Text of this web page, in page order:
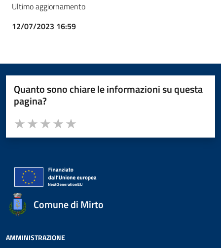
Ultimo aggiornamento
12/07/2023 16:59
Quanto sono chiare le informazioni su questa
pagina?
Valuta da 1 a 5 stelle la pagina
Valuta 5 stelle su 5
Valuta 4 stelle su 5
Valuta 3 stelle su 5
Valuta 2 stelle su 5
Valuta 1 stelle su 5
Comune di Mirto
AMMINISTRAZIONE